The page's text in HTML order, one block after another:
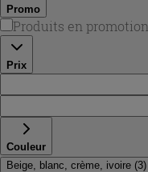
Promo
Produits en promotion
Prix
Couleur
Beige, blanc, crème, ivoire (3)